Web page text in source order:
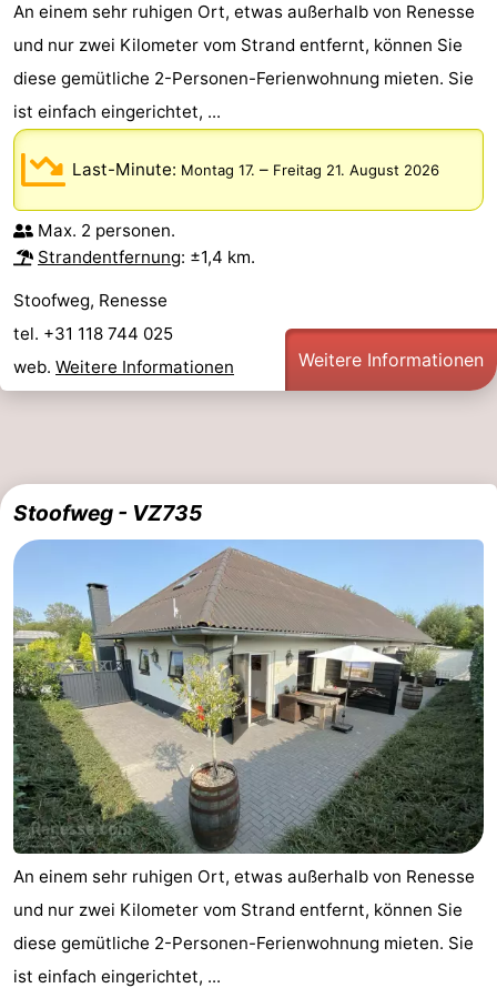
An einem sehr ruhigen Ort, etwas außerhalb von Renesse
und nur zwei Kilometer vom Strand entfernt, können Sie
diese gemütliche 2-Personen-Ferienwohnung mieten. Sie
ist einfach eingerichtet, ...
Last-Minute: Montag 17. – Freitag 21. August 2026
Max. 2 personen.
Strandentfernung: ±1,4 km.
Stoofweg, Renesse
tel. +31 118 744 025
web. Weitere Informationen Weitere Informationen
Stoofweg - VZ735
An einem sehr ruhigen Ort, etwas außerhalb von Renesse
und nur zwei Kilometer vom Strand entfernt, können Sie
diese gemütliche 2-Personen-Ferienwohnung mieten. Sie
ist einfach eingerichtet, ...